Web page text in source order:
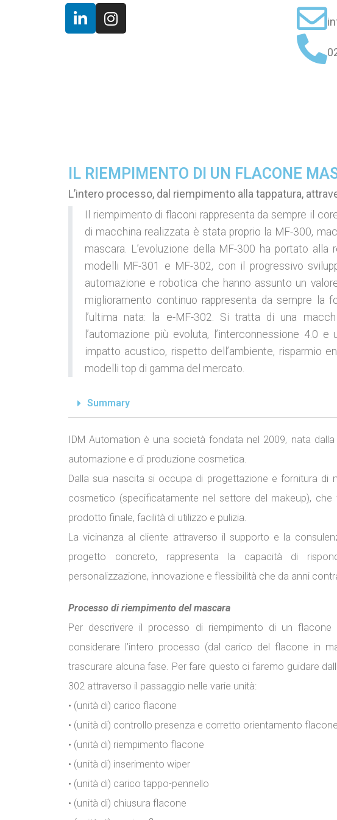
IL RIEMPIMENTO DI UN FLACONE
L’intero processo, dal riempimento alla tappatura,
Il riempimento di flaconi rappresenta da sempre il
di macchina realizzata è stata proprio la MF-300,
mascara. L’evoluzione della MF-300 ha portato alla
modelli MF-301 e MF-302, con il progressivo
automazione e robotica che hanno assunto un
miglioramento continuo rappresenta da sempre la
l’ultima nata: la e-MF-302. Si tratta di una
l’automazione più evoluta, l’interconnessione 4.0
impatto acustico, rispetto dell’ambiente, risparmio
modelli top di gamma del mercato.
Summary
IDM Automation è una società fondata nel 2009, nata
automazione e di produzione cosmetica.
Dalla sua nascita si occupa di progettazione e fornitura di
cosmetico (specificatamente nel settore del makeup),
prodotto finale, facilità di utilizzo e pulizia.
La vicinanza al cliente attraverso il supporto e la
progetto concreto, rappresenta la capacità di
personalizzazione, innovazione e flessibilità che da anni
Processo di riempimento del mascara
Per descrivere il processo di riempimento di un
considerare l’intero processo (dal carico del flacone in
trascurare alcuna fase. Per fare questo ci faremo guidare
302 attraverso il passaggio nelle varie unità:
• (unità di) carico flacone
• (unità di) controllo presenza e corretto orientamento flacone
• (unità di) riempimento flacone
• (unità di) inserimento wiper
• (unità di) carico tappo-pennello
• (unità di) chiusura flacone